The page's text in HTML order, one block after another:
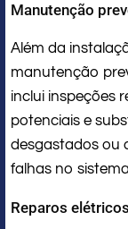
Manutenção
Além da
manutenção
inclui inspeções
potenciais e
desgastados ou
falhas no
Reparos elétricos